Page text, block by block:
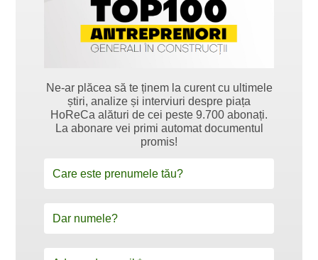
Ne-ar plăcea să te ținem la curent cu ultimele
știri, analize și interviuri despre piața
HoReCa alături de cei peste 9.700 abonați.
La abonare vei primi automat documentul
promis!